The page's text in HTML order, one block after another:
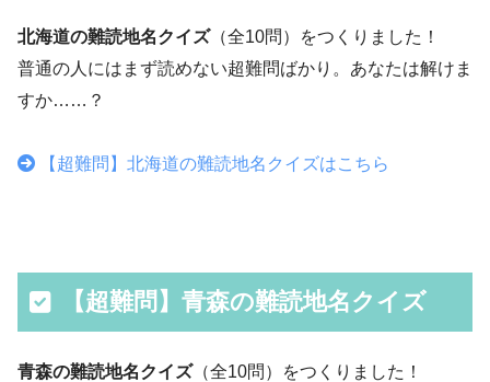
北海道の難読地名クイズ（全10問）をつくりました！
普通の人にはまず読めない超難問ばかり。あなたは解けま
すか……？
【超難問】北海道の難読地名クイズはこちら
【超難問】青森の難読地名クイズ
青森の難読地名クイズ（全10問）をつくりました！